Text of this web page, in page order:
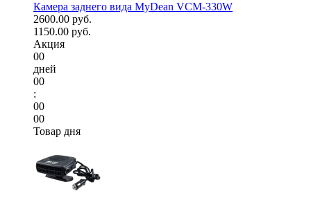
Камера заднего вида MyDean VCM-330W
2600.00 руб.
1150.00 руб.
Акция
00
дней
00
:
00
00
Товар дня